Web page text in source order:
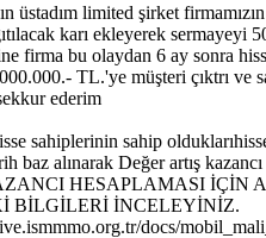
üstadım limited şirket
karı ekleyerek sermayeyi
firma bu olaydan 6 ay sonra
TL.'ye müşteri çıktrı ve
ederim
sahiplerinin sahip
baz alınarak Değer artış
HESAPLAMASI İÇİN
BİLGİLERİ İNCELEYİNİZ.
docs/